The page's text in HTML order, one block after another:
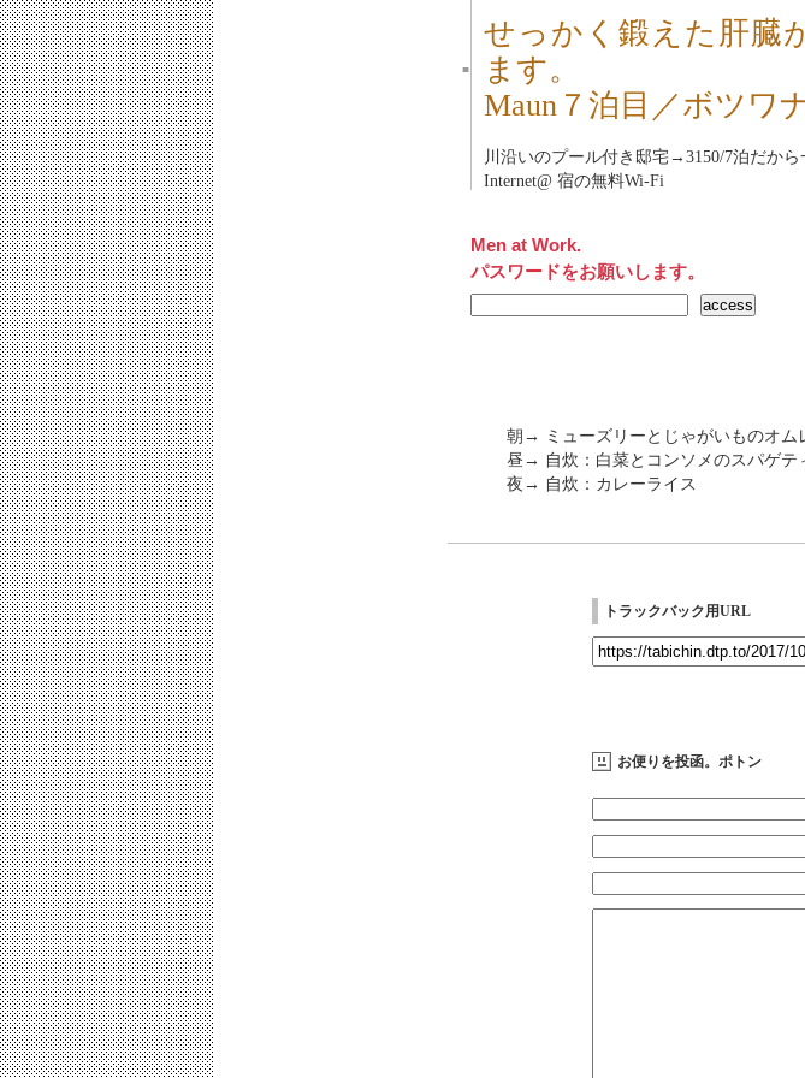
■
せっかく鍛えた肝臓
ます。
Maun７泊目／ボツワ
川沿いのプール付き邸宅→3150/7泊だから
Internet@ 宿の無料Wi-Fi
Men at Work.
パスワードをお願いします。
朝→ ミューズリーとじゃがいものオム
昼→ 自炊：白菜とコンソメのスパゲテ
夜→ 自炊：カレーライス
トラックバック用URL
お便りを投函。ポトン